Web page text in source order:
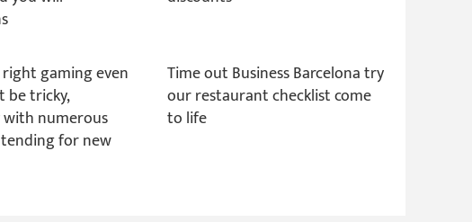
gaming even
be tricky,
numerous
for new
Time out Business Barcelona try
our restaurant checklist come
to life